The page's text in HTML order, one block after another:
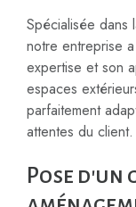
Spécialisée dans
notre entreprise
expertise et son
espaces
parfaitement
attentes du client.
Pose d'un